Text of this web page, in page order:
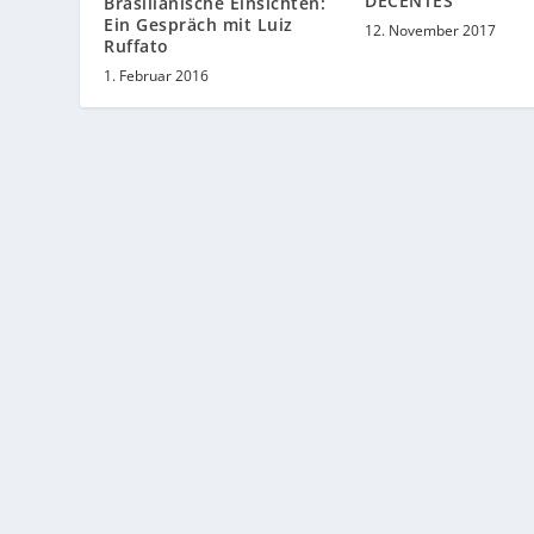
Ein Gespräch mit Luiz
Ruffato
1. Februar 2016
12. November 2017